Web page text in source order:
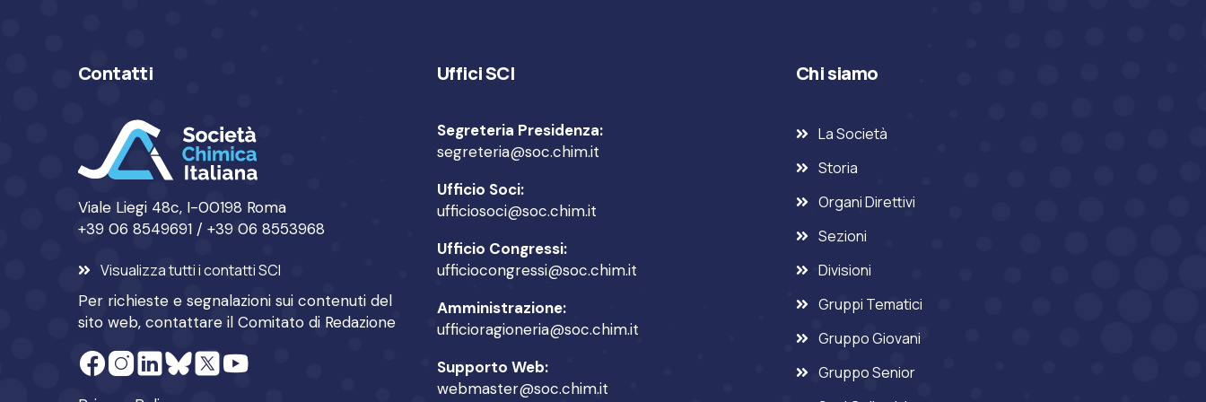
Contatti
Viale Liegi 48c, I-00198 Roma
+39 06 8549691 / +39 06 8553968
Visualizza tutti i contatti SCI
Per richieste e segnalazioni sui contenuti del
sito web, contattare il Comitato di Redazione
Uffici SCI
Segreteria Presidenza:
segreteria@soc.chim.it
Ufficio Soci:
ufficiosoci@soc.chim.it
Ufficio Congressi:
ufficiocongressi@soc.chim.it
Amministrazione:
ufficioragioneria@soc.chim.it
Supporto Web:
webmaster@soc.chim.it
Chi siamo
La Società
Storia
Organi Direttivi
Sezioni
Divisioni
Gruppi Tematici
Gruppo Giovani
Gruppo Senior